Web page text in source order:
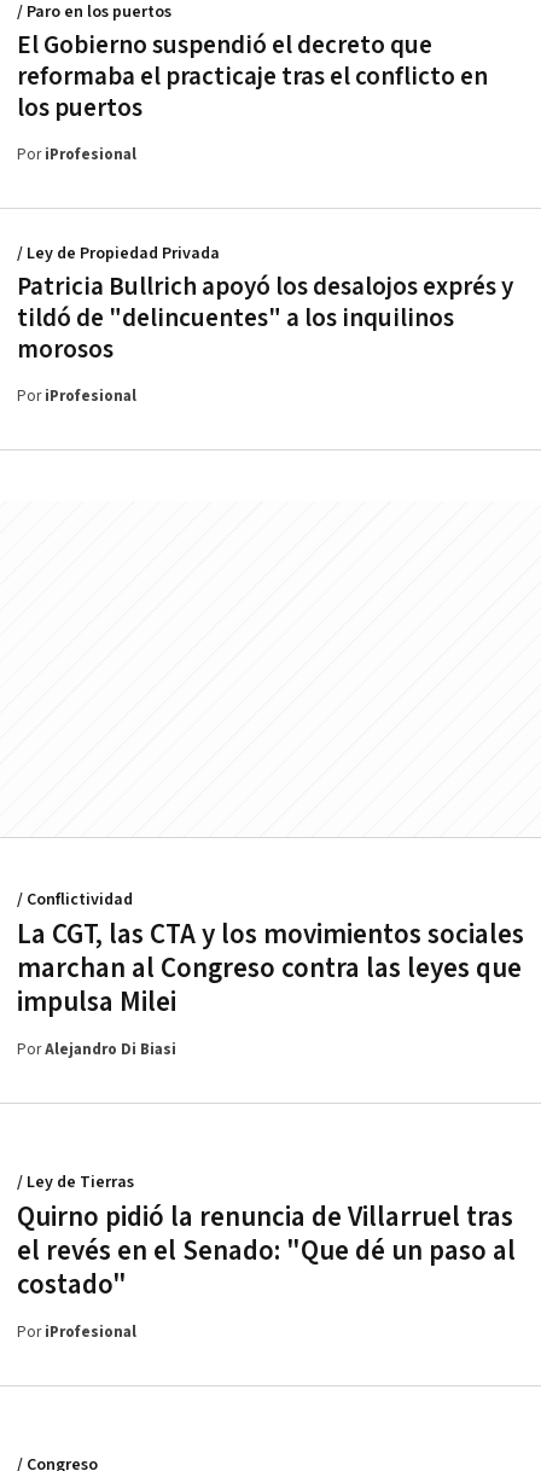
El Gobierno suspendió el decreto que
reformaba el practicaje tras el conflicto en
los puertos
/ Paro en los puertos
PoriProfesional
Patricia Bullrich apoyó los desalojos exprés y
tildó de "delincuentes" a los inquilinos
morosos
/ Ley de Propiedad Privada
PoriProfesional
La CGT, las CTA y los movimientos sociales
marchan al Congreso contra las leyes que
impulsa Milei
/ Conflictividad
PorAlejandro Di Biasi
Quirno pidió la renuncia de Villarruel tras
el revés en el Senado: "Que dé un paso al
costado"
/ Ley de Tierras
PoriProfesional
/ Congreso